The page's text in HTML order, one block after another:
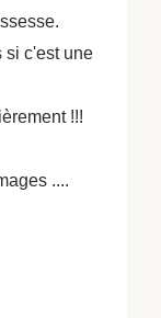
si c'est une
!!!
....